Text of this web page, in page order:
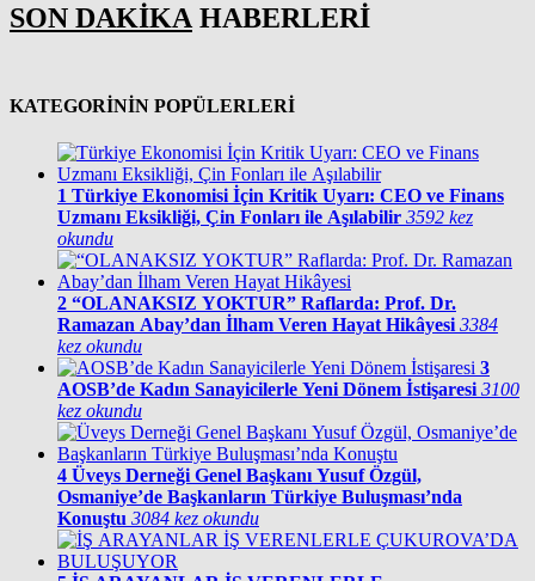
SON DAKİKA HABERLERİ
KATEGORİNİN POPÜLERLERİ
1 Türkiye Ekonomisi İçin Kritik Uyarı: CEO ve Finans
Uzmanı Eksikliği, Çin Fonları ile Aşılabilir 3592 kez
okundu
2 “OLANAKSIZ YOKTUR” Raflarda: Prof. Dr.
Ramazan Abay’dan İlham Veren Hayat Hikâyesi 3384
kez okundu
3
AOSB’de Kadın Sanayicilerle Yeni Dönem İstişaresi 3100
kez okundu
4 Üveys Derneği Genel Başkanı Yusuf Özgül,
Osmaniye’de Başkanların Türkiye Buluşması’nda
Konuştu 3084 kez okundu